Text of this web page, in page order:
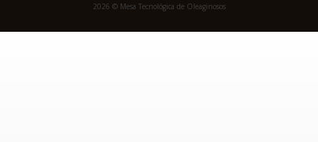
2026 © Mesa Tecnológica de Oleaginosos